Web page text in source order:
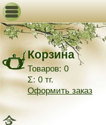
Корзина
Товаров: 0
Σ: 0 тг.
Оформить заказ